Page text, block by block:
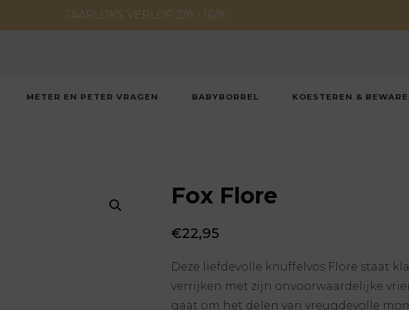
JAARLIJKS VERLOF 2/8 - 16/8
METER EN PETER VRAGEN BABYBORREL KOESTEREN &
Fox Flore
€22,95
Deze liefdevolle knuffelvos Flore staat
verrijken met zijn onvoorwaardelijke
gaat om het delen van vreugdevolle